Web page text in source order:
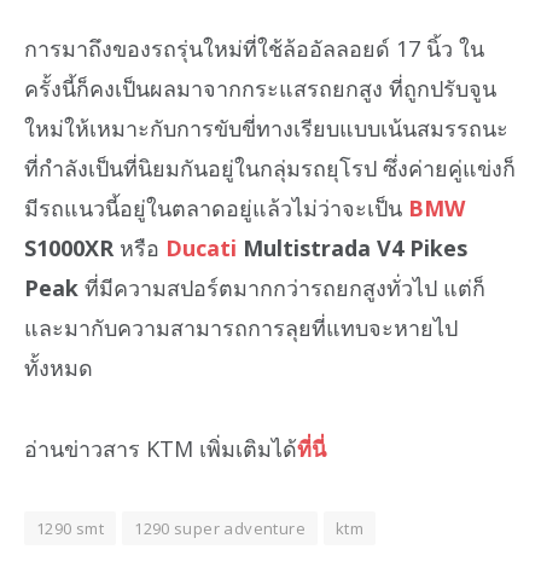
การมาถึงของรถรุ่นใหม่ที่ใช้ล้ออัลลอยด์ 17 นิ้ว ใน
ครั้งนี้ก็คงเป็นผลมาจากกระแสรถยกสูง ที่ถูกปรับจูน
ใหม่ให้เหมาะกับการขับขี่ทางเรียบแบบเน้นสมรรถนะ
ที่กำลังเป็นที่นิยมกันอยู่ในกลุ่มรถยุโรป ซึ่งค่ายคู่แข่งก็
มีรถแนวนี้อยู่ในตลาดอยู่แล้วไม่ว่าจะเป็น BMW
S1000XR หรือ Ducati Multistrada V4 Pikes
Peak ที่มีความสปอร์ตมากกว่ารถยกสูงทั่วไป แต่ก็
และมากับความสามารถการลุยที่แทบจะหายไป
ทั้งหมด
อ่านข่าวสาร KTM เพิ่มเติมได้ที่นี่
1290 smt 1290 super adventure ktm